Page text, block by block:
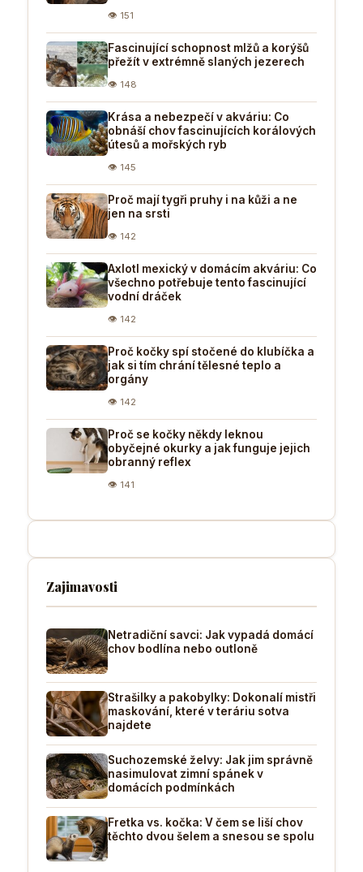
👁 151
Fascinující schopnost mlžů a korýšů
přežít v extrémně slaných jezerech
👁 148
Krása a nebezpečí v akváriu: Co
obnáší chov fascinujících korálových
útesů a mořských ryb
👁 145
Proč mají tygři pruhy i na kůži a ne
jen na srsti
👁 142
Axlotl mexický v domácím akváriu: Co
všechno potřebuje tento fascinující
vodní dráček
👁 142
Proč kočky spí stočené do klubíčka a
jak si tím chrání tělesné teplo a
orgány
👁 142
Proč se kočky někdy leknou
obyčejné okurky a jak funguje jejich
obranný reflex
👁 141
Zajimavosti
Netradiční savci: Jak vypadá domácí
chov bodlína nebo outloně
Strašilky a pakobylky: Dokonalí mistři
maskování, které v teráriu sotva
najdete
Suchozemské želvy: Jak jim správně
nasimulovat zimní spánek v
domácích podmínkách
Fretka vs. kočka: V čem se liší chov
těchto dvou šelem a snesou se spolu